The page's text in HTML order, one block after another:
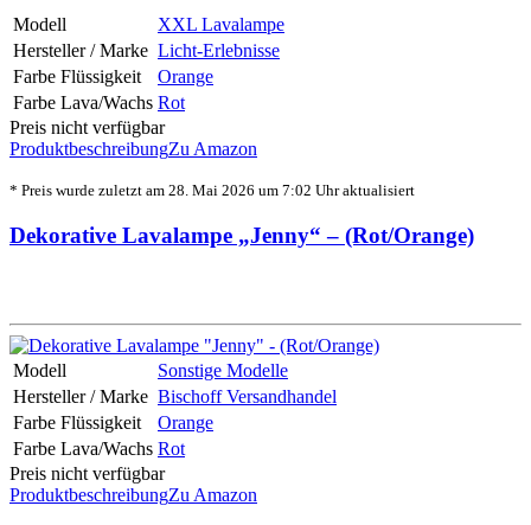
Modell
XXL Lavalampe
Hersteller / Marke Licht-Erlebnisse
Farbe Flüssigkeit
Orange
Farbe Lava/Wachs Rot
Preis nicht verfügbar
ProduktbeschreibungZu Amazon
* Preis wurde zuletzt am 28. Mai 2026 um 7:02 Uhr aktualisiert
Dekorative Lavalampe „Jenny“ – (Rot/Orange)
Modell
Sonstige Modelle
Hersteller / Marke Bischoff Versandhandel
Farbe Flüssigkeit
Orange
Farbe Lava/Wachs Rot
Preis nicht verfügbar
ProduktbeschreibungZu Amazon